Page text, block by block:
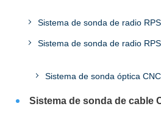
Sistema de sonda de radio
Sistema de sonda de radio
Sistema de sonda óptica
Sistema de sonda de cable